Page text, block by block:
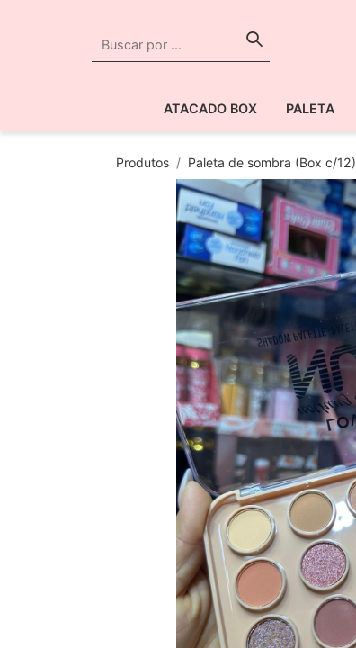
ATACADO BOX PALETA
Produtos Paleta de sombra (Box c/12)